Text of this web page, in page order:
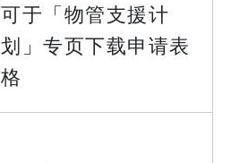
可于「物管支援计
划」专页下载申请表
格